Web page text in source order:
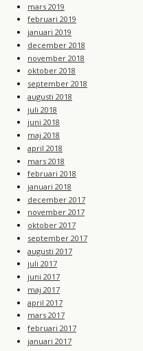
mars 2019
februari 2019
januari 2019
december 2018
november 2018
oktober 2018
september 2018
augusti 2018
juli 2018
juni 2018
maj 2018
april 2018
mars 2018
februari 2018
januari 2018
december 2017
november 2017
oktober 2017
september 2017
augusti 2017
juli 2017
juni 2017
maj 2017
april 2017
mars 2017
februari 2017
januari 2017